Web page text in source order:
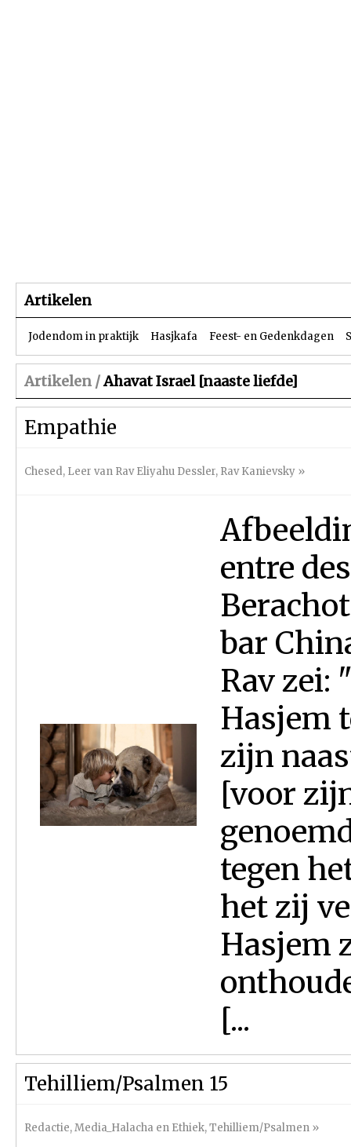
Artikelen
Jodendom in praktijk Hasjkafa Feest- en Gedenkdagen
Artikelen /Ahavat Israel [naaste liefde]
Empathie
Chesed, Leer van Rav Eliyahu Dessler, Rav Kanievsky »
entre
bar
Rav zei:
Hasjem
zijn
[voor
tegen
het zij
Hasjem
[...
Tehilliem/Psalmen 15
Redactie,Media_Halacha en Ethiek,Tehilliem/Psalmen »